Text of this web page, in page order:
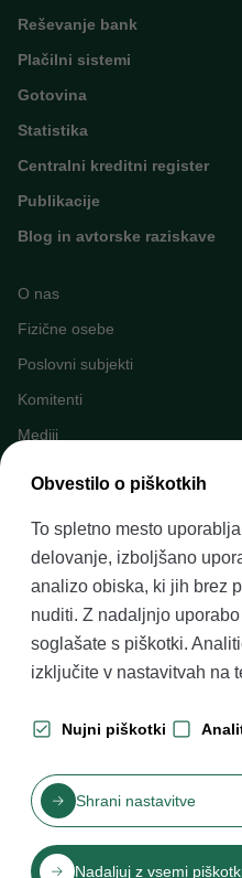
Reševanje bank
Plačilni sistemi
Gotovina
Statistika
Centralni kreditni register
Publikacije
Blog in avtorske raziskave
O nas
Fizične osebe
Poslovni subjekti
Komitenti
Mediji
Finančno opismenjevanje
Pravni okvir
Banka Slovenije, Slovenska
Kazalo vsebine
Obvestilo o piškotkih
To spletno mesto
delovanje, izboljšano
analizo obiska, ki jih brez
nuditi. Z nadaljnjo
soglašate s piškotki.
izključite v nastavitvah na
Nujni piškotki
Shrani nastavitve
Nadaljuj z vsemi